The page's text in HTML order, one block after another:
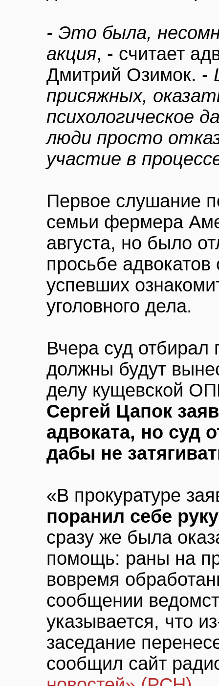
- Это была,
акция, - считает
Дмитрий Озимок. -
присяжных,
психологическое
люди просто
участие в
Первое слушание
семьи фермера
августа, но было
просьбе
успевших
уголовного дела.
Вчера суд
должны будут
делу кущевской
Сергей Цапок
адвоката, но суд
дабы не
«В прокуратуре
поранил себе
сразу же была
помощь: раны на
вовремя
сообщении
указывается, что
заседание
сообщил сайт